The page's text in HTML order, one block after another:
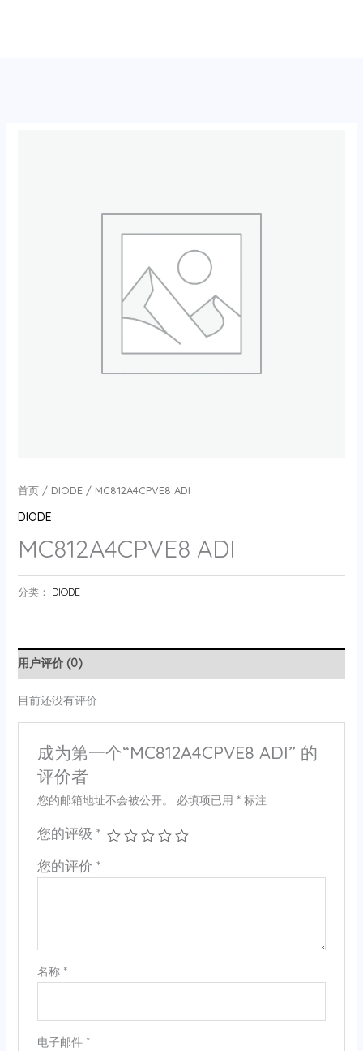
首页/ DIODE/ MC812A4CPVE8 ADI
DIODE
MC812A4CPVE8 ADI
分类： DIODE
用户评价 (0)
目前还没有评价
成为第一个“MC812A4CPVE8 ADI” 的
评价者
您的邮箱地址不会被公开。 必填项已用 *标注
您的评级 *
您的评价 *
名称 *
电子邮件 *